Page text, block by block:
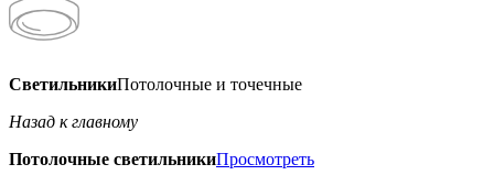
СветильникиПотолочные и точечные
Назад к главному
Потолочные светильникиПросмотреть